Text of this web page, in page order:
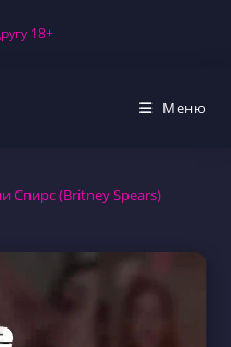
18+
Меню
Спирс (Britney Spears)